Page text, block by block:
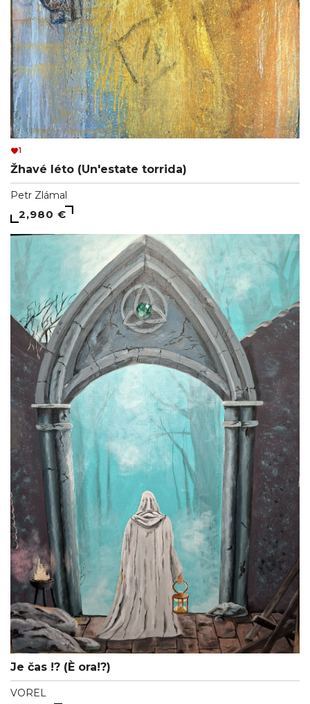
1
Žhavé léto (Un'estate torrida)
Petr Zlámal
2,980 €
Je čas !? (È ora!?)
VOREL